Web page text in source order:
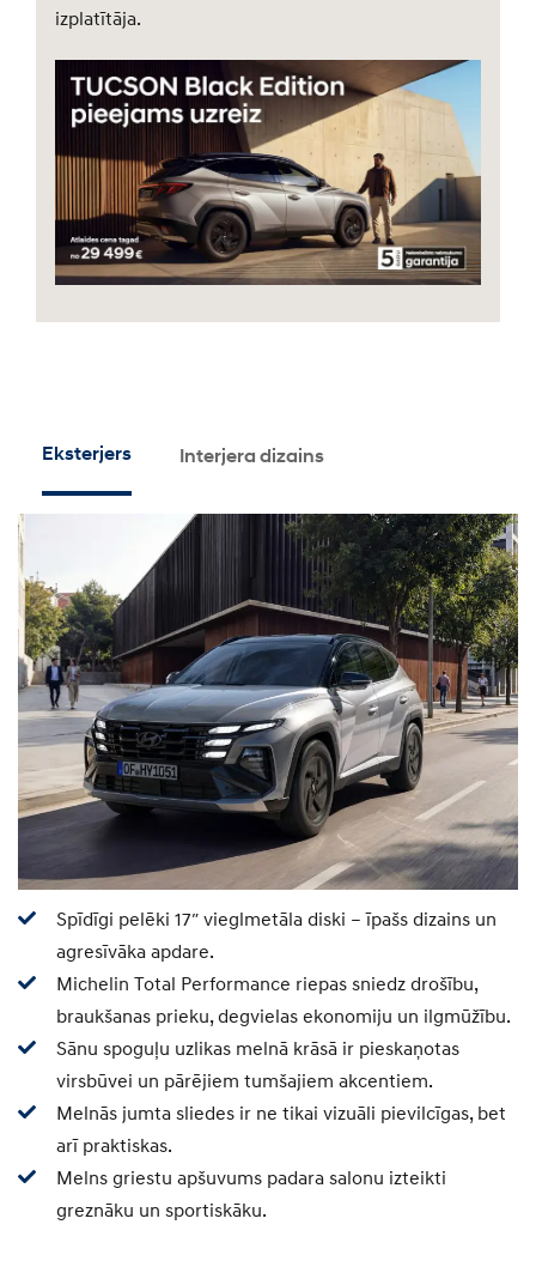
izplatītāja.
Eksterjers Interjera dizains
Spīdīgi pelēki 17″ vieglmetāla diski – īpašs dizains un
agresīvāka apdare.
Michelin Total Performance riepas sniedz drošību,
braukšanas prieku, degvielas ekonomiju un ilgmūžību.
Sānu spoguļu uzlikas melnā krāsā ir pieskaņotas
virsbūvei un pārējiem tumšajiem akcentiem.
Melnās jumta sliedes ir ne tikai vizuāli pievilcīgas, bet
arī praktiskas.
Melns griestu apšuvums padara salonu izteikti
greznāku un sportiskāku.